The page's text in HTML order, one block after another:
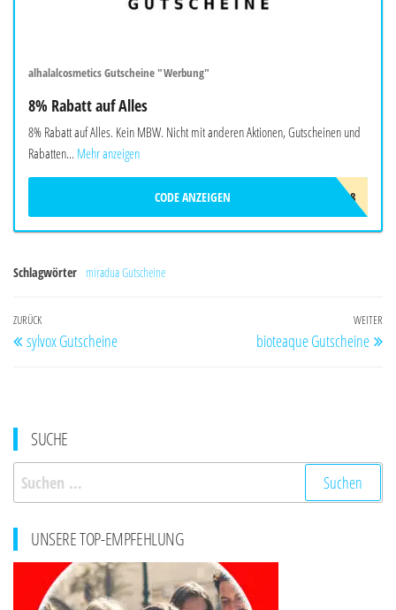
alhalalcosmetics Gutscheine "Werbung"
8% Rabatt auf Alles
8% Rabatt auf Alles. Kein MBW. Nicht mit anderen Aktionen, Gutscheinen und
Rabatten... Mehr anzeigen
ALHALAL8
CODE ANZEIGEN
Schlagwörter miradua Gutscheine
Beitragsnavigation
Vorheriger
Beitrag
ZURÜCK
sylvox Gutscheine
WEITER
bioteaque Gutscheine
SUCHE
Suchen
nach:
UNSERE TOP-EMPFEHLUNG